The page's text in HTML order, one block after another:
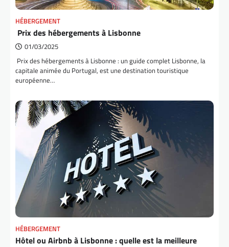
HÉBERGEMENT
Prix des hébergements à Lisbonne
01/03/2025
Prix des hébergements à Lisbonne : un guide complet Lisbonne, la
capitale animée du Portugal, est une destination touristique
européenne…
HÉBERGEMENT
Hôtel ou Airbnb à Lisbonne : quelle est la meilleure